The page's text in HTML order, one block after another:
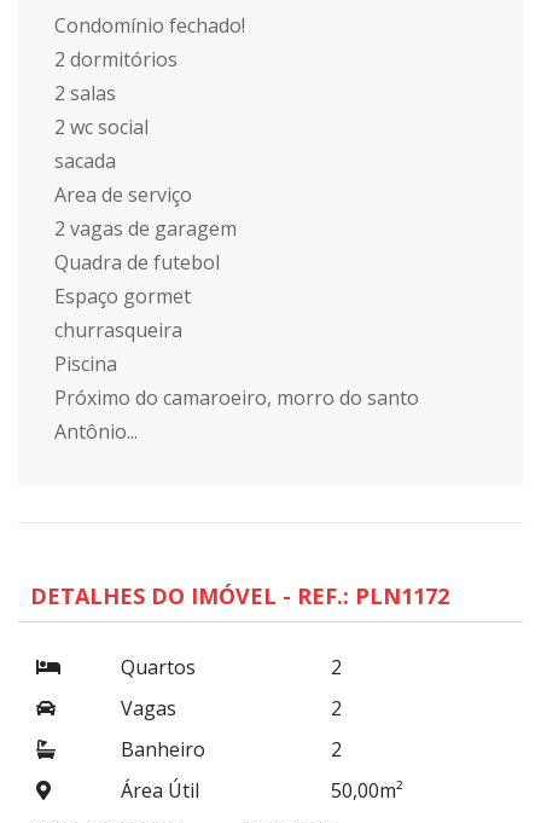
Condomínio fechado!
2 dormitórios
2 salas
2 wc social
sacada
Area de serviço
2 vagas de garagem
Quadra de futebol
Espaço gormet
churrasqueira
Piscina
Próximo do camaroeiro, morro do santo
Antônio...
DETALHES DO IMÓVEL - REF.: PLN1172
Quartos
2
Vagas
2
Banheiro
2
Área Útil
50,00m²